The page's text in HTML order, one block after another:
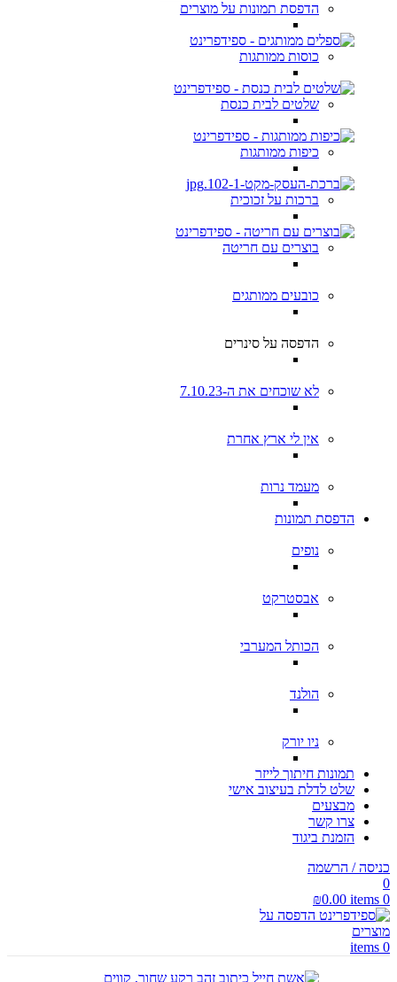
הדפסת תמונות על מוצרים
כוסות ממותגות
שלטים לבית כנסת
כיפות ממותגות
ברכות על זכוכית
בוצרים עם חריטה
כובעים ממותגים
הדפסה על סינרים
לא שוכחים את ה-7.10.23
אין לי ארץ אחרת
מעמד נרות
הדפסת תמונות
נופים
אבסטרקט
הכותל המערבי
הולנד
ניו יורק
תמונות חיתוך לייזר
שלט לדלת בעיצוב אישי
מבצעים
צרו קשר
הזמנת ביגוד
כניסה / הרשמה
0
0
items
₪0.00
0
items